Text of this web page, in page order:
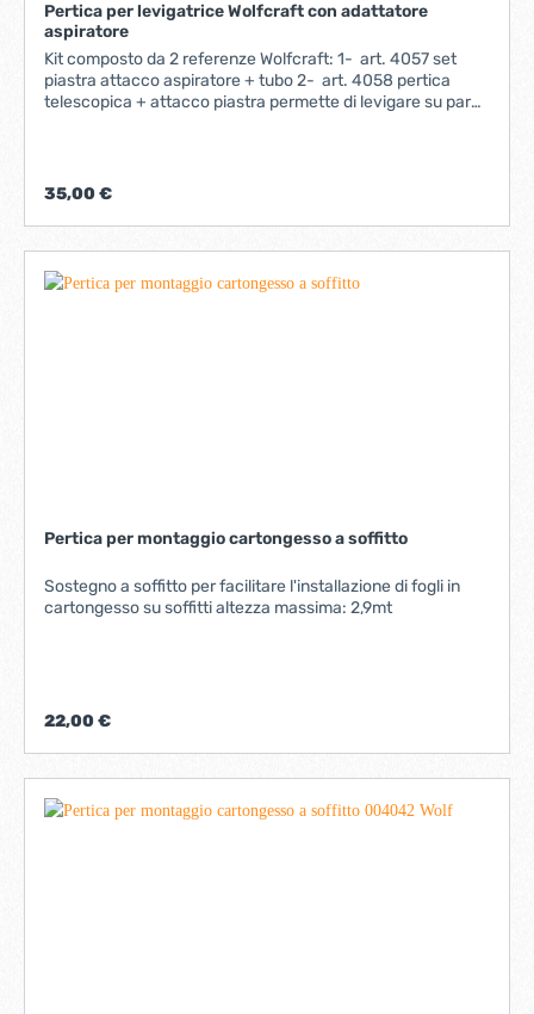
Pertica per levigatrice Wolfcraft con adattatore
aspiratore
Kit composto da 2 referenze Wolfcraft: 1- art. 4057 set
piastra attacco aspiratore + tubo 2- art. 4058 pertica
telescopica + attacco piastra permette di levigare su pareti
35,00 €
Pertica per montaggio cartongesso a soffitto
Sostegno a soffitto per facilitare l'installazione di fogli in
cartongesso su soffitti altezza massima: 2,9mt
22,00 €